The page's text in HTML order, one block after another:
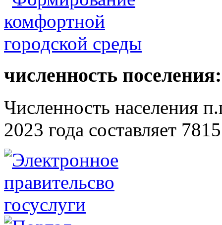
численность поселения:
Численность населения
2023 года составляет